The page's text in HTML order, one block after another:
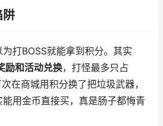
阱
打BOSS就能拿到积分。其实
励和活动兑换，打怪最多只占
在商城用积分换了把垃圾武器，
用金币直接买，真是肠子都悔青